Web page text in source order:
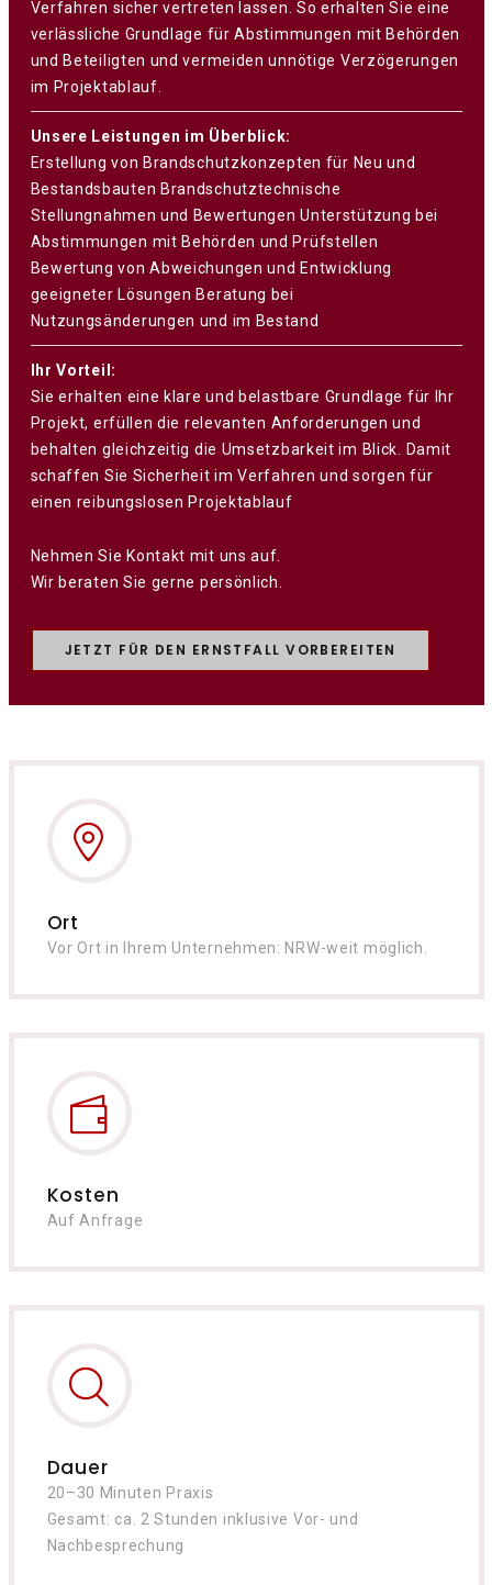
Verfahren sicher vertreten lassen. So erhalten Sie eine
verlässliche Grundlage für Abstimmungen mit Behörden
und Beteiligten und vermeiden unnötige Verzögerungen
im Projektablauf.
Unsere Leistungen im Überblick:
Erstellung von Brandschutzkonzepten für Neu und
Bestandsbauten Brandschutztechnische
Stellungnahmen und Bewertungen Unterstützung bei
Abstimmungen mit Behörden und Prüfstellen
Bewertung von Abweichungen und Entwicklung
geeigneter Lösungen Beratung bei
Nutzungsänderungen und im Bestand
Ihr Vorteil:
Sie erhalten eine klare und belastbare Grundlage für Ihr
Projekt, erfüllen die relevanten Anforderungen und
behalten gleichzeitig die Umsetzbarkeit im Blick. Damit
schaffen Sie Sicherheit im Verfahren und sorgen für
einen reibungslosen Projektablauf
Nehmen Sie Kontakt mit uns auf.
Wir beraten Sie gerne persönlich.
JETZT FÜR DEN ERNSTFALL VORBEREITEN
Ort
Vor Ort in Ihrem Unternehmen: NRW-weit möglich.
Kosten
Auf Anfrage
Dauer
20–30 Minuten Praxis
Gesamt: ca. 2 Stunden inklusive Vor- und
Nachbesprechung